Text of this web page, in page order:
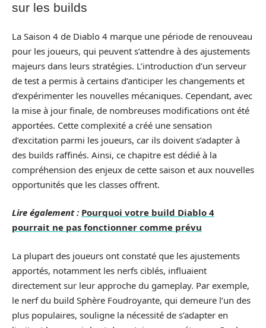
sur les builds
La Saison 4 de Diablo 4 marque une période de renouveau
pour les joueurs, qui peuvent s’attendre à des ajustements
majeurs dans leurs stratégies. L’introduction d’un serveur
de test a permis à certains d’anticiper les changements et
d’expérimenter les nouvelles mécaniques. Cependant, avec
la mise à jour finale, de nombreuses modifications ont été
apportées. Cette complexité a créé une sensation
d’excitation parmi les joueurs, car ils doivent s’adapter à
des builds raffinés. Ainsi, ce chapitre est dédié à la
compréhension des enjeux de cette saison et aux nouvelles
opportunités que les classes offrent.
Lire également : Pourquoi votre build Diablo 4
pourrait ne pas fonctionner comme prévu
La plupart des joueurs ont constaté que les ajustements
apportés, notamment les nerfs ciblés, influaient
directement sur leur approche du gameplay. Par exemple,
le nerf du build Sphère Foudroyante, qui demeure l’un des
plus populaires, souligne la nécessité de s’adapter en